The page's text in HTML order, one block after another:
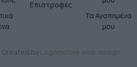
Επιστροφές
Τα Αγαπημένα
μου
Created by Logomotive web design